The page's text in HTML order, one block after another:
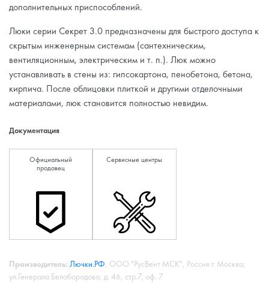
дополнительных приспособлений.
Люки серии Секрет 3.0 предназначены для быстрого доступа к
скрытым инженерным системам (сантехническим,
вентиляционным, электрическим и т. п.). Люк можно
устанавливать в стены из: гипсокартона, пенобетона, бетона,
кирпича. После облицовки плиткой и другими отделочными
материалами, люк становится полностью невидим.
Документация
Официальный
продавец
Сервисные центры
Производитель: Лючки.РФ, ООО "РусВент МСК", Россия г. Москва,
ул.Генерала Белобородова, д. 46, стр.7, оф. 7